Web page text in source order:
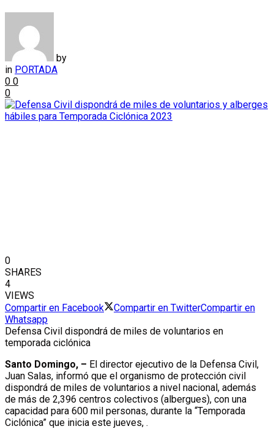
by
in PORTADA
0 0
0
0
SHARES
4
VIEWS
Compartir en Facebook
Compartir en TwitterCompartir en
Whatsapp
Defensa Civil dispondrá de miles de voluntarios en
temporada ciclónica
Santo Domingo, – El director ejecutivo de la Defensa Civil,
Juan Salas, informó que el organismo de protección civil
dispondrá de miles de voluntarios a nivel nacional, además
de más de 2,396 centros colectivos (albergues), con una
capacidad para 600 mil personas, durante la “Temporada
Ciclónica” que inicia este jueves, .